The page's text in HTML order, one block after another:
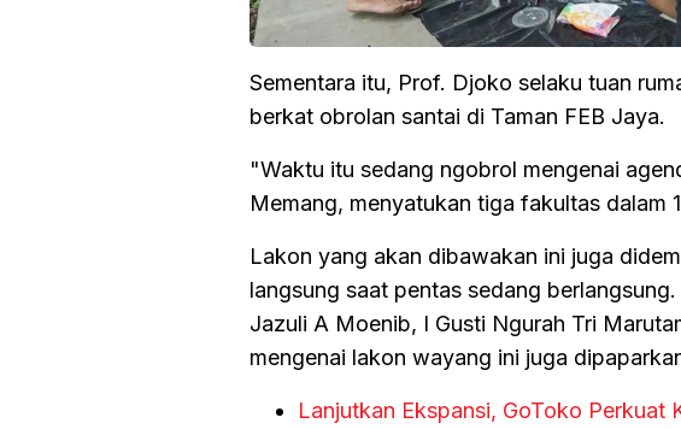
Sementara itu, Prof. Djoko selaku tuan
berkat obrolan santai di Taman FEB Jaya.
"Waktu itu sedang ngobrol mengenai
Memang, menyatukan tiga fakultas dalam
Lakon yang akan dibawakan ini juga
langsung saat pentas sedang
Jazuli A Moenib, I Gusti Ngurah Tri
mengenai lakon wayang ini juga
Lanjutkan Ekspansi, GoToko Perkuat